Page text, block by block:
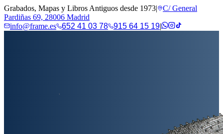
Grabados, Mapas y Libros Antiguos desde 1973|
C/ General
Pardiñas 69, 28006 Madrid
info@frame.es
652 41 03 78 915 64 15 19|